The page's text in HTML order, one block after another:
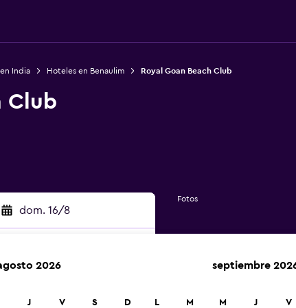
India Hoteles en Benaulim Royal Goan Beach Club
Club
dom. 16/8
Fotos
2026
J V S D
septiembre
L M M J V